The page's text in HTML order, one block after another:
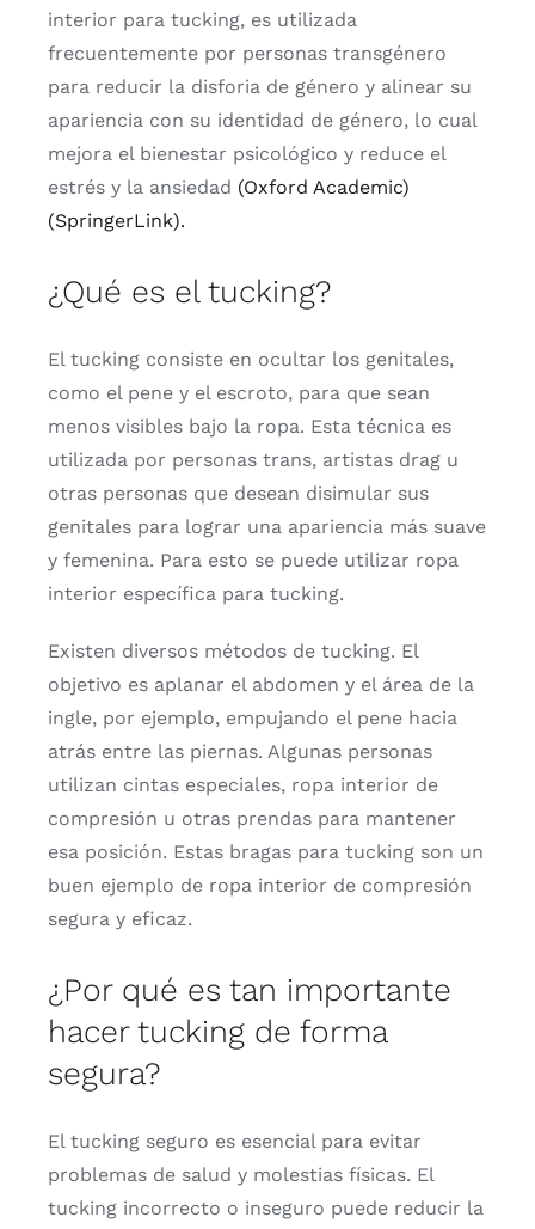
interior para tucking, es utilizada
frecuentemente por personas transgénero
para reducir la disforia de género y alinear su
apariencia con su identidad de género, lo cual
mejora el bienestar psicológico y reduce el
estrés y la ansiedad (Oxford Academic)
(SpringerLink).
¿Qué es el tucking?
El tucking consiste en ocultar los genitales,
como el pene y el escroto, para que sean
menos visibles bajo la ropa. Esta técnica es
utilizada por personas trans, artistas drag u
otras personas que desean disimular sus
genitales para lograr una apariencia más suave
y femenina. Para esto se puede utilizar ropa
interior específica para tucking.
Existen diversos métodos de tucking. El
objetivo es aplanar el abdomen y el área de la
ingle, por ejemplo, empujando el pene hacia
atrás entre las piernas. Algunas personas
utilizan cintas especiales, ropa interior de
compresión u otras prendas para mantener
esa posición. Estas bragas para tucking son un
buen ejemplo de ropa interior de compresión
segura y eficaz.
¿ Por qué es tan importante
hacertucking de forma
segura?
El tucking seguro es esencial para evitar
problemas de salud y molestias físicas. El
tucking incorrecto o inseguro puede reducir la